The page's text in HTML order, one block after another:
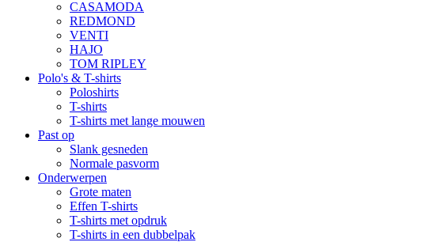
CASAMODA
REDMOND
VENTI
HAJO
TOM RIPLEY
Polo's & T-shirts
Poloshirts
T-shirts
T-shirts met lange mouwen
Past op
Slank gesneden
Normale pasvorm
Onderwerpen
Grote maten
Effen T-shirts
T-shirts met opdruk
T-shirts in een dubbelpak